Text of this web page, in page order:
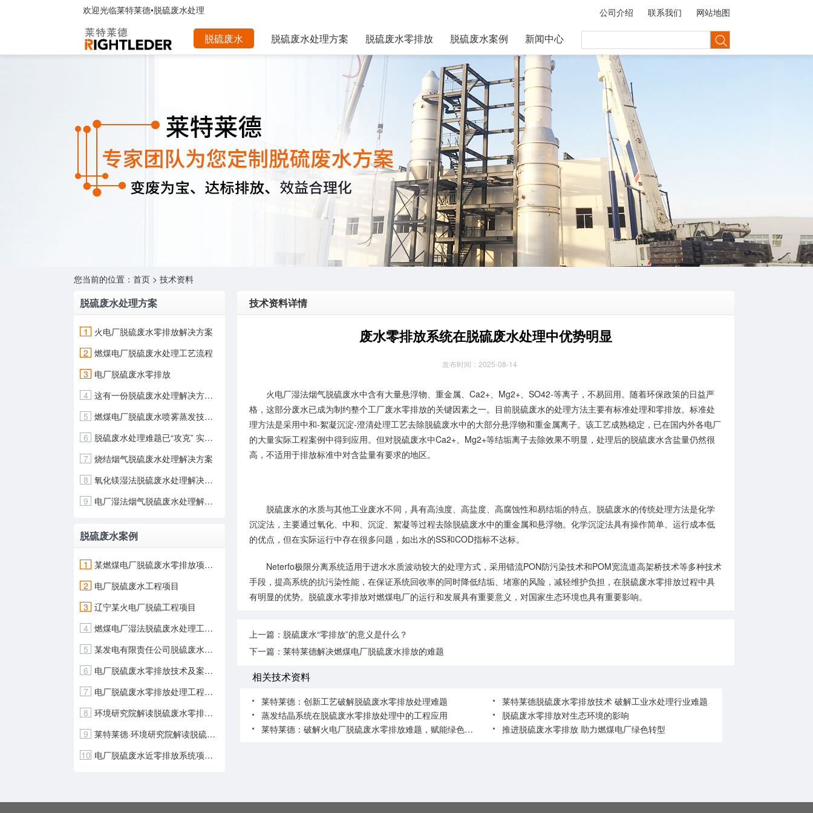
欢迎光临莱特莱德•脱硫废水处理 公司介绍 联系我们 网站地图
脱硫废水 脱硫废水处理方案 脱硫废水零排放 脱硫废水案例 新闻中心
您当前的位置： 首页 > 技术资料
脱硫废水处理方案
1
火电厂脱硫废水零排放解决方案
2 燃煤电厂脱硫废水处理工艺流程
3 电厂脱硫废水零排放
4
这有一份脱硫废水处理解决方案！
5
燃煤电厂脱硫废水喷雾蒸发技术应用解决方案
6
脱硫废水处理难题已“攻克” 实现中水回用
7 烧结烟气脱硫废水处理解决方案
8
氧化镁湿法脱硫废水处理解决方案
9
电厂湿法烟气脱硫废水处理解决方案
脱硫废水案例
1
某燃煤电厂脱硫废水零排放项目实践
2 电厂脱硫废水工程项目
3 辽宁某火电厂脱硫工程项目
4
燃煤电厂湿法脱硫废水处理工程项
5
某发电有限责任公司脱硫废水零排放工程项目
6
电厂脱硫废水零排放技术及案例分析
7
电厂脱硫废水零排放处理工程案例
8
环境研究院解读脱硫废水零排放系统
9
莱特莱德·环境研究院解读脱硫废水零排放系统
10
电厂脱硫废水近零排放系统项目案例
技术资料详情
废水零排放系统在脱硫废水处理中优势明显
发布时间：2025-08-14
火电厂湿法烟气脱硫废水中含有大量悬浮物、重金属、Ca2+、Mg2+、SO42-等离子，不易回用。随着环保政策的日益严
格，这部分废水已成为制约整个工厂废水零排放的关键因素之一。目前脱硫废水的处理方法主要有标准处理和零排放。标准处
理方法是采用中和-絮凝沉淀-澄清处理工艺去除脱硫废水中的大部分悬浮物和重金属离子。该工艺成熟稳定，已在国内外各电厂
的大量实际工程案例中得到应用。但对脱硫废水中Ca2+、Mg2+等结垢离子去除效果不明显，处理后的脱硫废水含盐量仍然很
高，不适用于排放标准中对含盐量有要求的地区。
脱硫废水的水质与其他工业废水不同，具有高浊度、高盐度、高腐蚀性和易结垢的特点。脱硫废水的传统处理方法是化学
沉淀法，主要通过氧化、中和、沉淀、絮凝等过程去除脱硫废水中的重金属和悬浮物。化学沉淀法具有操作简单、运行成本低
的优点，但在实际运行中存在很多问题，如出水的SS和COD指标不达标。
Neterfo极限分离系统适用于进水水质波动较大的处理方式，采用错流PON防污染技术和POM宽流道高架桥技术等多种技术
手段，提高系统的抗污染性能，在保证系统回收率的同时降低结垢、堵塞的风险，减轻维护负担，在脱硫废水零排放过程中具
有明显的优势。脱硫废水零排放对燃煤电厂的运行和发展具有重要意义，对国家生态环境也具有重要影响。
上一篇： 脱硫废水“零排放”的意义是什么？
下一篇： 莱特莱德解决燃煤电厂脱硫废水排放的难题
相关技术资料
莱特莱德：创新工艺破解脱硫废水零排放处理难题
莱特莱德脱硫废水零排放技术 破解工业水处理行业难题
蒸发结晶系统在脱硫废水零排放处理中的工程应用
脱硫废水零排放对生态环境的影响
莱特莱德：破解火电厂脱硫废水零排放难题，赋能绿色电力转型
推进脱硫废水零排放 助力燃煤电厂绿色转型